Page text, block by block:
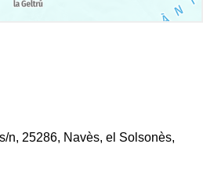
n, 25286, Navès, el Solsonès,